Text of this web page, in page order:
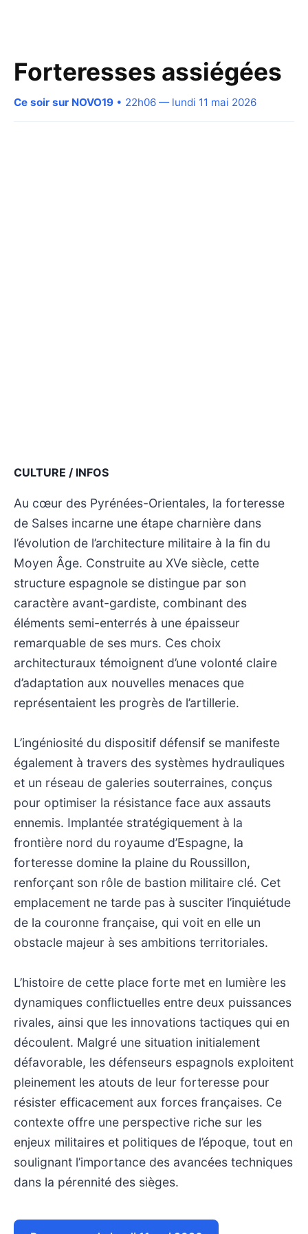
Forteresses assiégées
Ce soir sur NOVO19 • 22h06 — lundi 11 mai 2026
CULTURE / INFOS
Au cœur des Pyrénées-Orientales, la forteresse
de Salses incarne une étape charnière dans
l’évolution de l’architecture militaire à la fin du
Moyen Âge. Construite au XVe siècle, cette
structure espagnole se distingue par son
caractère avant-gardiste, combinant des
éléments semi-enterrés à une épaisseur
remarquable de ses murs. Ces choix
architecturaux témoignent d’une volonté claire
d’adaptation aux nouvelles menaces que
représentaient les progrès de l’artillerie.
L’ingéniosité du dispositif défensif se manifeste
également à travers des systèmes hydrauliques
et un réseau de galeries souterraines, conçus
pour optimiser la résistance face aux assauts
ennemis. Implantée stratégiquement à la
frontière nord du royaume d’Espagne, la
forteresse domine la plaine du Roussillon,
renforçant son rôle de bastion militaire clé. Cet
emplacement ne tarde pas à susciter l’inquiétude
de la couronne française, qui voit en elle un
obstacle majeur à ses ambitions territoriales.
L’histoire de cette place forte met en lumière les
dynamiques conflictuelles entre deux puissances
rivales, ainsi que les innovations tactiques qui en
découlent. Malgré une situation initialement
défavorable, les défenseurs espagnols exploitent
pleinement les atouts de leur forteresse pour
résister efficacement aux forces françaises. Ce
contexte offre une perspective riche sur les
enjeux militaires et politiques de l’époque, tout en
soulignant l’importance des avancées techniques
dans la pérennité des sièges.